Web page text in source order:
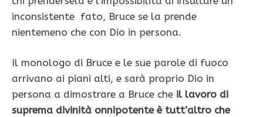
inconsistente fato, Bruce se la prende
nientemeno che con Dio in persona.
Il monologo di Bruce e le sue parole di fuoco
arrivano ai piani alti, e sarà proprio Dio in
persona a dimostrare a Bruce che il lavoro di
suprema divinità onnipotente è tutt’altro che